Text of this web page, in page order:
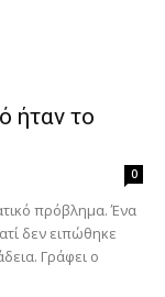
ήταν το
0
πρόβλημα. Ένα
δεν ειπώθηκε
Γράφει ο